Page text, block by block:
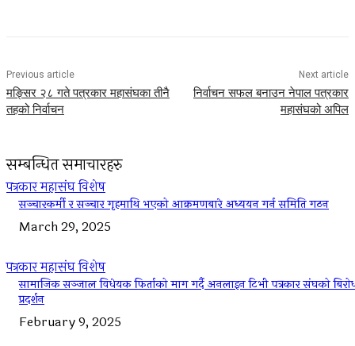
Previous article
मङ्सिर २८ गते पत्रकार महासंघका तीनै
तहको निर्वाचन
Next article
निर्वाचन सफल बनाउन नेपाल पत्रकार
महासंघको अपिल
सम्बन्धित समाचारहरु
पत्रकार महासंघ विशेष
सञ्चारकर्मी र सञ्चार गृहमाथि भएको आक्रमणबारे अध्ययन गर्न समिति गठन
March 29, 2025
पत्रकार महासंघ विशेष
सामाजिक सञ्जाल विधेयक फिर्ताको माग गर्दै अनलाइन टिभी पत्रकार संघको
प्रदर्शन
February 9, 2025